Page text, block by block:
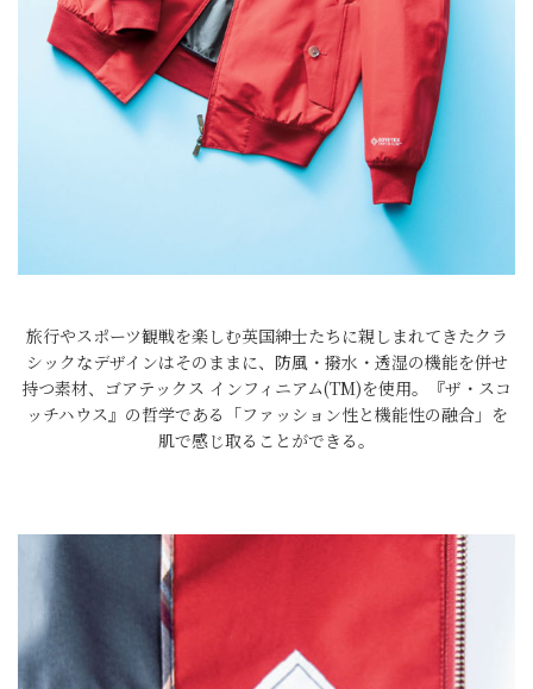
旅行やスポーツ観戦を楽しむ英国紳士たちに親しまれてきたクラ
シックなデザインはそのままに、防風・撥水・透湿の機能を併せ
持つ素材、ゴアテックス インフィニアム(TM)を使用。『ザ・スコ
ッチハウス』の哲学である「ファッション性と機能性の融合」を
肌で感じ取ることができる。